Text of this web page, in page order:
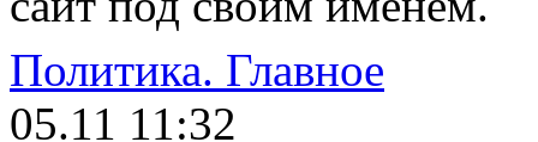
Политика. Главное
05.11 11:32